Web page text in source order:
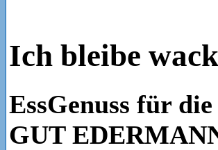
Ich bleibe
EssGenuss für
GUT